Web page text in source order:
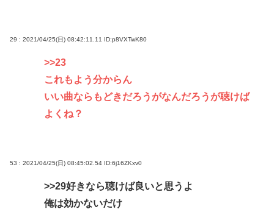
29 : 2021/04/25(日) 08:42:11.11 ID:p8VXTwK80
>>23
これもよう分からん
いい曲ならもどきだろうがなんだろうが聴けば
よくね？
53 : 2021/04/25(日) 08:45:02.54 ID:6j16ZKxv0
>>29好きなら聴けば良いと思うよ
俺は効かないだけ